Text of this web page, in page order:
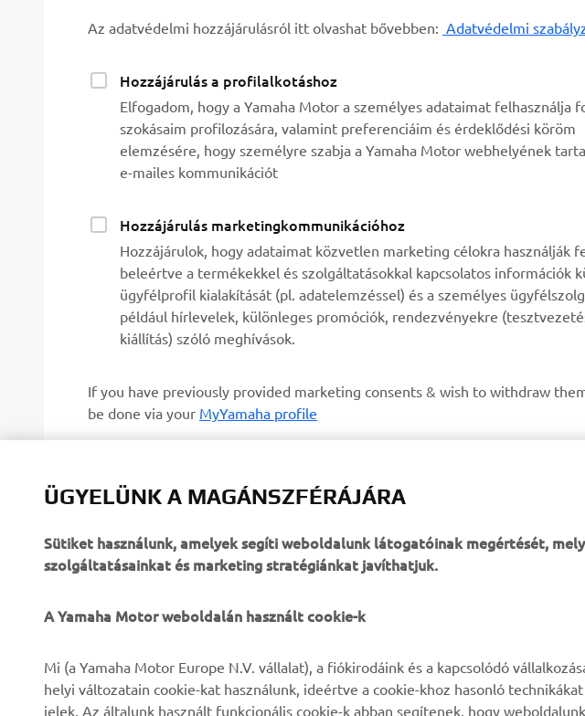
Az adatvédelmi hozzájárulásról itt olvashat bővebben: Adatvédelmi
Hozzájárulás a profilalkotáshoz
Elfogadom, hogy a Yamaha Motor a személyes adataimat felhasználja
szokásaim profilozására, valamint preferenciáim és érdeklődési köröm
elemzésére, hogy személyre szabja a Yamaha Motor webhelyének
e-mailes kommunikációt
Hozzájárulás marketingkommunikációhoz
Hozzájárulok, hogy adataimat közvetlen marketing célokra használják
beleértve a termékekkel és szolgáltatásokkal kapcsolatos információk
ügyfélprofil kialakítását (pl. adatelemzéssel) és a személyes
például hírlevelek, különleges promóciók, rendezvényekre
kiállítás) szóló meghívások.
If you have previously provided marketing consents & wish to withdraw
be done via your MyYamaha profile
KÉRJ PRÓBAUTAT
Rólunk
eBike rendszerek
ÜGYELÜNK A MAGÁNSZFÉRÁJÁRA
Sütiket használunk, amelyek segíti weboldalunk látogatóinak megértését,
szolgáltatásainkat és marketing stratégiánkat javíthatjuk.
A Yamaha Motor weboldalán használt cookie-k
Mi (a Yamaha Motor Europe N.V. vállalat), a fiókirodáink és a kapcsolódó
helyi változatain cookie-kat használunk, ideértve a cookie-khoz hasonló
jelek. Az általunk használt funkcionális cookie-k abban segítenek, hogy